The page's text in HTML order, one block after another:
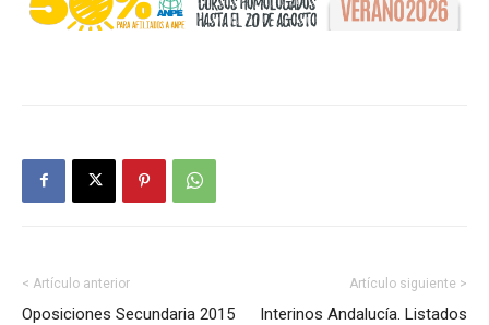
< Artículo anterior
Oposiciones Secundaria 2015
Artículo siguiente >
Interinos Andalucía. Listados